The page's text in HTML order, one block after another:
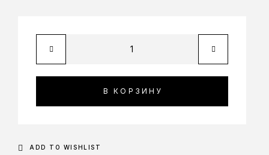
В КОРЗИНУ
ADD TO WISHLIST